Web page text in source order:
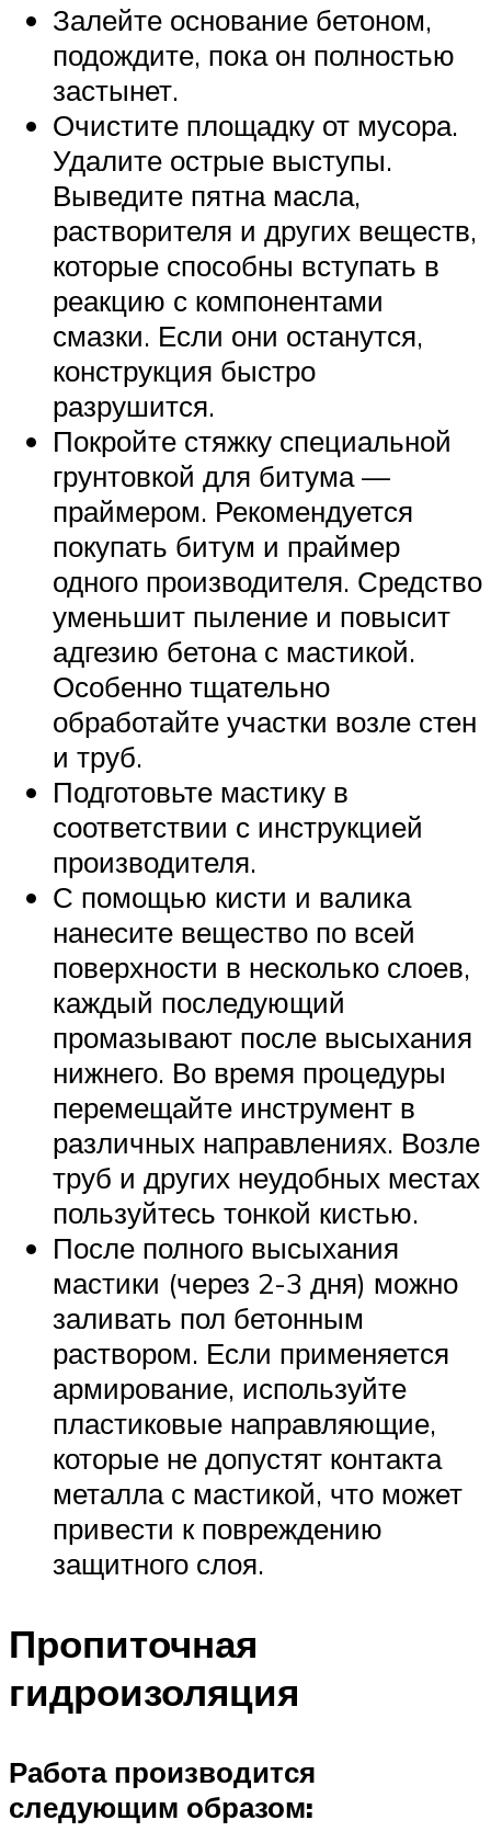
Залейте основание бетоном,
подождите, пока он полностью
застынет.
Очистите площадку от мусора.
Удалите острые выступы.
Выведите пятна масла,
растворителя и других веществ,
которые способны вступать в
реакцию с компонентами
смазки. Если они останутся,
конструкция быстро
разрушится.
Покройте стяжку специальной
грунтовкой для битума —
праймером. Рекомендуется
покупать битум и праймер
одного производителя. Средство
уменьшит пыление и повысит
адгезию бетона с мастикой.
Особенно тщательно
обработайте участки возле стен
и труб.
Подготовьте мастику в
соответствии с инструкцией
производителя.
С помощью кисти и валика
нанесите вещество по всей
поверхности в несколько слоев,
каждый последующий
промазывают после высыхания
нижнего. Во время процедуры
перемещайте инструмент в
различных направлениях. Возле
труб и других неудобных местах
пользуйтесь тонкой кистью.
После полного высыхания
мастики (через 2-3 дня) можно
заливать пол бетонным
раствором. Если применяется
армирование, используйте
пластиковые направляющие,
которые не допустят контакта
металла с мастикой, что может
привести к повреждению
защитного слоя.
Пропиточная
гидроизоляция
Работа производится
следующим образом: